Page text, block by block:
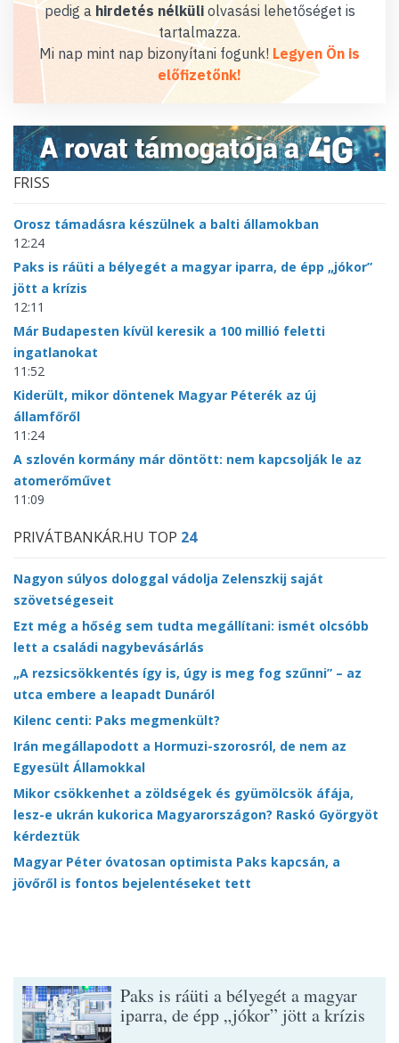
pedig a hirdetés nélküliolvasási lehetőséget is
tartalmazza.
Mi nap mint nap bizonyítani fogunk! Legyen Ön is
előfizetőnk!
FRISS
Orosz támadásra készülnek a balti államokban
12:24
Paks is ráüti a bélyegét a magyar iparra, de épp „jókor”
jött a krízis
12:11
Már Budapesten kívül keresik a 100 millió feletti
ingatlanokat
11:52
Kiderült, mikor döntenek Magyar Péterék az új
államfőről
11:24
A szlovén kormány már döntött: nem kapcsolják le az
atomerőművet
11:09
PRIVÁTBANKÁR.HU TOP 24
Nagyon súlyos dologgal vádolja Zelenszkij saját
szövetségeseit
Ezt még a hőség sem tudta megállítani: ismét olcsóbb
lett a családi nagybevásárlás
„A rezsicsökkentés így is, úgy is meg fog szűnni” – az
utca embere a leapadt Dunáról
Kilenc centi: Paks megmenkült?
Irán megállapodott a Hormuzi-szorosról, de nem az
Egyesült Államokkal
Mikor csökkenhet a zöldségek és gyümölcsök áfája,
lesz-e ukrán kukorica Magyarországon? Raskó Györgyöt
kérdeztük
Magyar Péter óvatosan optimista Paks kapcsán, a
jövőről is fontos bejelentéseket tett
Paks is ráüti a bélyegét a magyar
iparra, de épp „jókor” jött a krízis